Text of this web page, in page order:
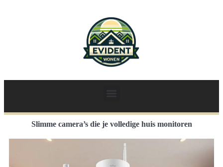
Slimme camera’s die je volledige huis monitoren